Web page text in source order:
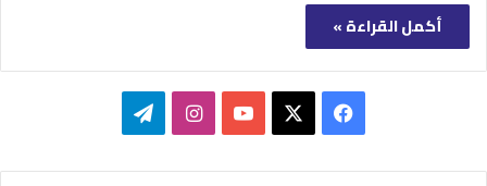
أكمل القراءة »
فيسبوك ‫YouTubeانستقرامتيلقرام